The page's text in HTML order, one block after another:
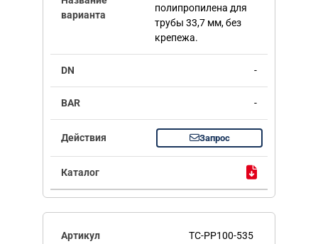
полипропилена для
трубы 33,7 мм, без
крепежа.
-
-
Запрос
TC-PP100-535